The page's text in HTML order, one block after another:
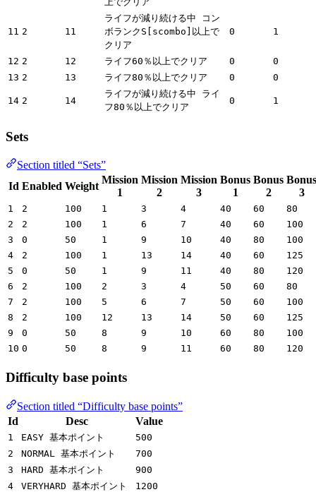
11 2 11
ライフが減り続ける中 コン
ボランクS[scombo]以上で
クリア
0 1
12 2 12 ライフ60％以上でクリア 0
0
13 2 13 ライフ80％以上でクリア 0 0
14 2 14
ライフが減り続ける中 ライ
フ80％以上でクリア
0 1
Sets
Section titled “Sets”
Id Enabled Weight
Mission
1
Mission
2
Mission
3
Bonus
1
Bonus
2
Bonus
3
1 2 100 1 3 4 40 60
80
2
2 100 1 6 7 40 60
100
3
0 50 1 9 10 40 80
100
4
2 100 1 13 14 40 60
125
5
0 50 1 9 11 40 80
120
6
2 100 2 3 4 50 60
80
7
2 100 5 6 7 50 60
100
8
2 100 12 13 14 50 60
125
9
0 50 8 9 10 60 80
100
10 0 50 8 9 11 60 80 120
Difficulty base points
Section titled “Difficulty base points”
Id
Desc Value
1 EASY 基本ポイント
500
2
NORMAL 基本ポイント
700
3
HARD 基本ポイント
900
4
VERYHARD 基本ポイント
1200